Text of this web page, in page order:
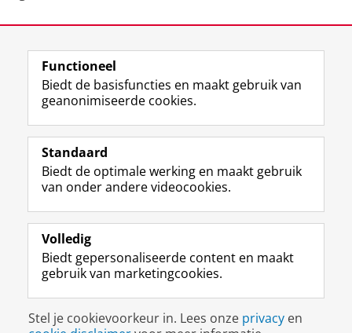
View this page in:English
Volg de RUG
F
a
e
b
o
p
a
i
n
L
i
k
e
I
-
p
g
i
R
S
-
f
e
R
k
s
I
n
t
r
m
c
c
Y
o
T
e
k
a
a
Studiekiezers
Alumni
Over ons
Disclaimer & Copyright
Inloggen
Functioneel
Biedt de basisfuncties en maakt gebruik van
geanonimiseerde cookies.
Standaard
Biedt de optimale werking en maakt gebruik
van onder andere videocookies.
Volledig
Biedt gepersonaliseerde content en maakt
gebruik van marketingcookies.
Stel je cookievoorkeur in. Lees onze privacy en